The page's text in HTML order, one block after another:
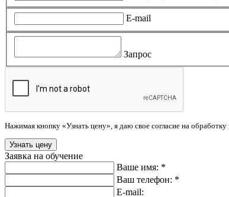
E-mail
Запрос
Нажимая кнопку «Узнать цену», я даю свое согласие на
Заявка на обучение
Ваше имя: *
Ваш телефон: *
E-mail: